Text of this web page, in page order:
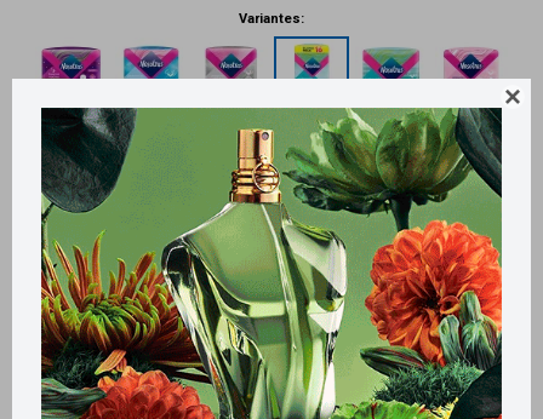

Variantes:
Métodos y costos de envío
Retiros gratuitos en tiendas
Productos que te pueden interesar